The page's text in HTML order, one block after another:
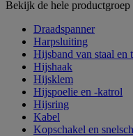
Bekijk de hele productgroep
Draadspanner
Harpsluiting
Hijsband van staal en
Hijshaak
Hijsklem
Hijspoelie en -katrol
Hijsring
Kabel
Kopschakel en